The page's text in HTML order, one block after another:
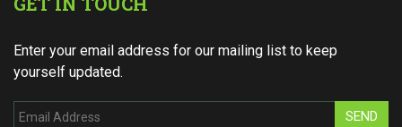
Enter your email address for our mailing list to keep
yourself updated.
SEND